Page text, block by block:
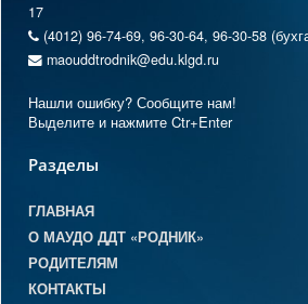
17
(4012) 96-74-69, 96-30-64, 96-30-58
maouddtrodnik@edu.klgd.ru
Нашли ошибку? Сообщите нам!
Выделите и нажмите Ctr+Enter
Разделы
ГЛАВНАЯ
О МАУДО ДДТ «РОДНИК»
РОДИТЕЛЯМ
КОНТАКТЫ